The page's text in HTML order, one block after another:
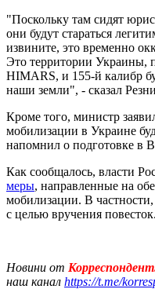
"Поскольку там сидят
они будут стараться
извините, это временно
Это территории Украины,
HIMARS, и 155-й калибр
наши земли", - сказал
Кроме того, министр
мобилизации в Украине
напомнил о подготовке в
Как сообщалось, власти
меры, направленные на
мобилизации. В
с целью вручения повесток.
Новини от
наш канал https://t.me/